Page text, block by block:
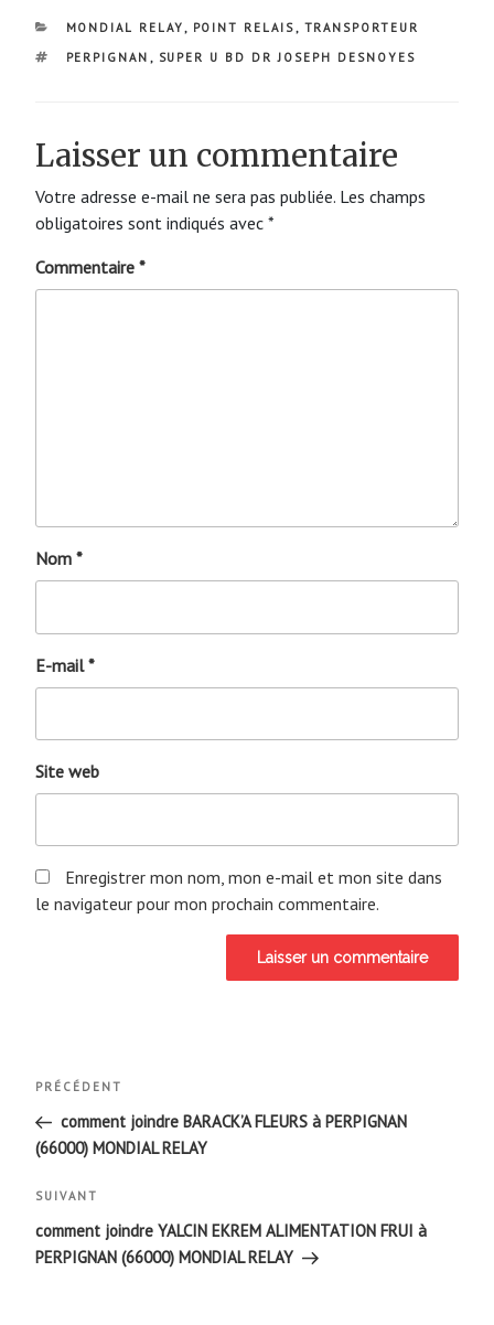
CATÉGORIES
MONDIAL RELAY , POINT RELAIS , TRANSPORTEUR
ÉTIQUETTES
PERPIGNAN , SUPER U BD DR JOSEPH DESNOYES
Laisser un commentaire
Votre adresse e-mail ne sera pas publiée. Les champs
obligatoires sont indiqués avec *
Commentaire *
Nom *
E-mail*
Site web
Enregistrer mon nom, mon e-mail et mon site dans
le navigateur pour mon prochain commentaire.
Navigation
de
l’article
Article
précédent
PRÉCÉDENT
comment joindre BARACK’A FLEURS à PERPIGNAN
(66000) MONDIAL RELAY
Article
suivant
SUIVANT
comment joindre YALCIN EKREM ALIMENTATION FRUI à
PERPIGNAN (66000) MONDIAL RELAY